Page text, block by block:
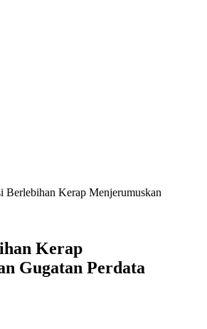
Berlebihan Kerap Menjerumuskan
Kerap
Gugatan Perdata